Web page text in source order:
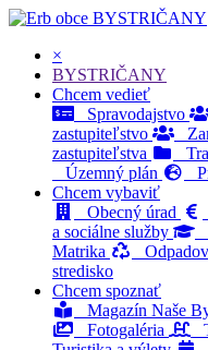
BYSTRIČANY
×
BYSTRIČANY
Chcem vedieť
Spravodajstvo
zastupiteľstvo
zastupiteľstva
Územný plán
Chcem vybaviť
Obecný úrad
a sociálne služby
Matrika
stredisko
Chcem spoznať
Magazín Naše
Fotogaléria